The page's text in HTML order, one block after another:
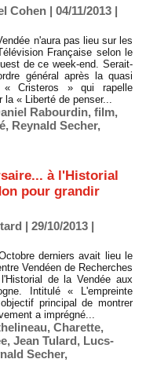
Cohen | 04/11/2013 |
n'aura pas lieu sur les
Française selon le
de ce week-end. Serait-
général après la quasi
« Cristeros » qui rapelle
la « Liberté de penser...
Rabourdin, film,
, Reynald Secher,
à l'Historial
pour grandir
| 29/10/2013 |
derniers avait lieu le
Vendéen de Recherches
de la Vendée aux
Intitulé « L'empreinte
principal de montrer
a imprégné...
, Charette,
, Jean Tulard, Lucs-
Secher,